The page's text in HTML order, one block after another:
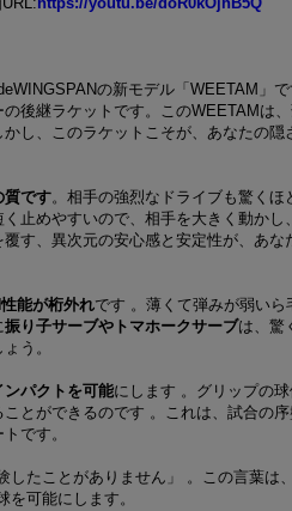
の新モデル「WEETAM」
後継ラケットです。このWEETAMは
し、このラケットこそが、あなたの隠
質です。相手の強烈なドライブも驚くほ
く止めやすいので、相手を大きく動かし
す、異次元の安心感と安定性が、あな
能が桁外れです 。薄くて弾みが弱い
振り子サーブやトマホークサーブは、驚
う。
パクトを可能にします 。グリップの
ことができるのです 。これは、試合の
です。
したことがありません」 。この言葉は
可能にします。